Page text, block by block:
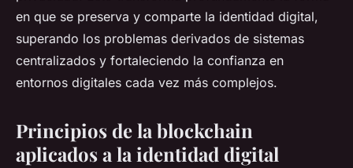
en que se preserva y comparte la identidad digital,
superando los problemas derivados de sistemas
centralizados y fortaleciendo la confianza en
entornos digitales cada vez más complejos.
Principios de la blockchain
aplicados a la identidad digital